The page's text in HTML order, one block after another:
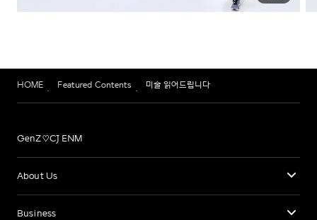
HOME Featured Contents 미술 읽어드립니다
GenZ♡CJ ENM
About Us
Business